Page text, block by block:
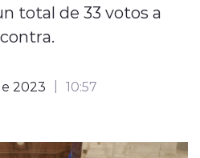
total de 33 votos a
2023 10:57